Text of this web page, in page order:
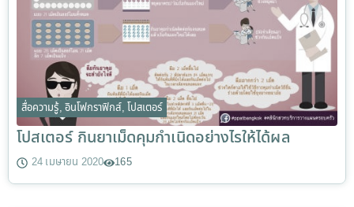
สื่อความรู้, อินโฟกราฟิกส์, โปสเตอร์
โปสเตอร์ กินยาเม็ดคุมกำเนิดอย่างไรให้ได้ผล
24 เมษายน 2020 165